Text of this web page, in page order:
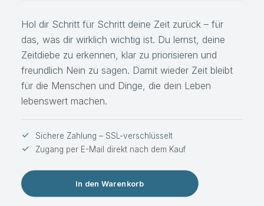
Hol dir Schritt für Schritt deine Zeit zurück – für
das, was dir wirklich wichtig ist. Du lernst, deine
Zeitdiebe zu erkennen, klar zu priorisieren und
freundlich Nein zu sagen. Damit wieder Zeit bleibt
für die Menschen und Dinge, die dein Leben
lebenswert machen.
Sichere Zahlung – SSL-verschlüsselt
Zugang per E-Mail direkt nach dem Kauf
In den Warenkorb